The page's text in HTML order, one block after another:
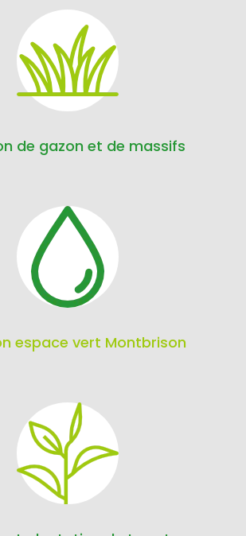
de gazon et de massifs
espace vert Montbrison